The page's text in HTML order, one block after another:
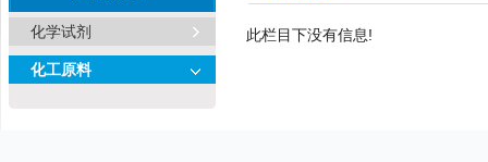
化学试剂
化工原料
此栏目下没有信息!